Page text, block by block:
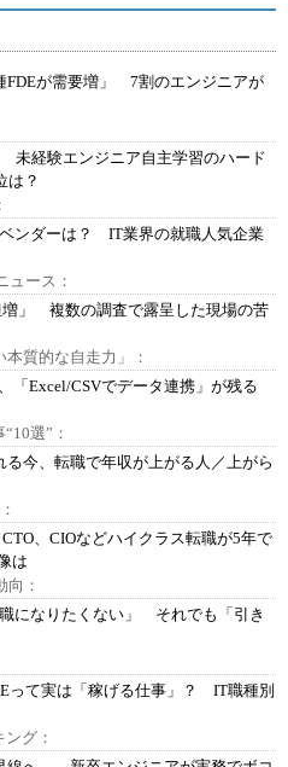
FDEが需要増」 7割のエンジニアが
未経験エンジニア自主学習のハード
は？
ンダーは？ IT業界の就職人気企業
ュース：
増」 複数の調査で露呈した現場の苦
質的な自走力」：
「Excel/CSVでデータ連携」が残る
選”：
る今、転職で年収が上がる人／上がら
、CIOなどハイクラス転職が5年で
は
向：
になりたくない」 それでも「引き
って実は「稼げる仕事」？ IT職種別
グ：